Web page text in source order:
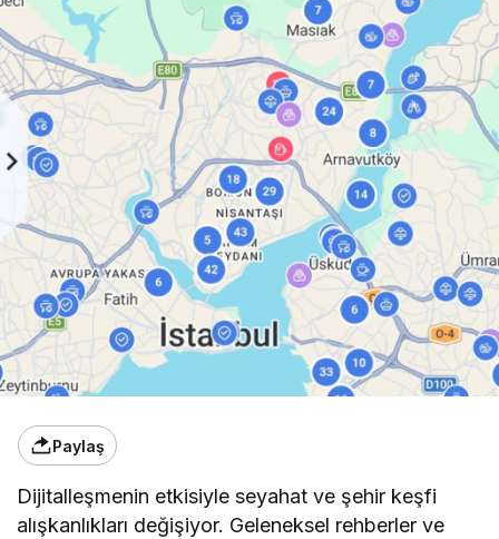
Paylaş
Dijitalleşmenin etkisiyle seyahat ve şehir keşfi
alışkanlıkları değişiyor. Geleneksel rehberler ve